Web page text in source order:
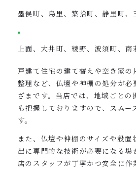
墨俣町、島里、築捨町、静里町、
上面、大井町、綾野、波須町、南
戸建て住宅の建て替えや空き家の
整理など、仏壇や神棚の処分が必
ざまです。当店では、地域ごとの
も把握しておりますので、 スムー
す。
また、仏壇や神棚のサイズや設置
出に専門的な技術が必要になる場
店のスタッフが丁寧かつ安全に作